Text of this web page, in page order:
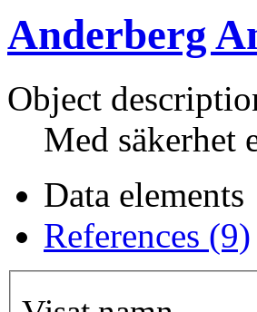
Anderberg
Object
Med säkerhet
Data elements
References (9)